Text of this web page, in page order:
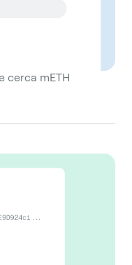
cerca mETH